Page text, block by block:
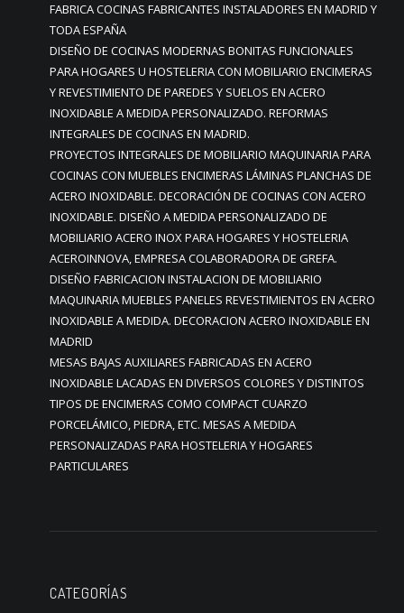
FABRICA COCINAS FABRICANTES INSTALADORES EN MADRID Y
TODA ESPAÑA
DISEÑO DE COCINAS MODERNAS BONITAS FUNCIONALES
PARA HOGARES U HOSTELERIA CON MOBILIARIO ENCIMERAS
Y REVESTIMIENTO DE PAREDES Y SUELOS EN ACERO
INOXIDABLE A MEDIDA PERSONALIZADO. REFORMAS
INTEGRALES DE COCINAS EN MADRID.
PROYECTOS INTEGRALES DE MOBILIARIO MAQUINARIA PARA
COCINAS CON MUEBLES ENCIMERAS LÁMINAS PLANCHAS DE
ACERO INOXIDABLE. DECORACIÓN DE COCINAS CON ACERO
INOXIDABLE. DISEÑO A MEDIDA PERSONALIZADO DE
MOBILIARIO ACERO INOX PARA HOGARES Y HOSTELERIA
ACEROINNOVA, EMPRESA COLABORADORA DE GREFA.
DISEÑO FABRICACION INSTALACION DE MOBILIARIO
MAQUINARIA MUEBLES PANELES REVESTIMIENTOS EN ACERO
INOXIDABLE A MEDIDA. DECORACION ACERO INOXIDABLE EN
MADRID
MESAS BAJAS AUXILIARES FABRICADAS EN ACERO
INOXIDABLE LACADAS EN DIVERSOS COLORES Y DISTINTOS
TIPOS DE ENCIMERAS COMO COMPACT CUARZO
PORCELÁMICO, PIEDRA, ETC. MESAS A MEDIDA
PERSONALIZADAS PARA HOSTELERIA Y HOGARES
PARTICULARES
CATEGORÍAS